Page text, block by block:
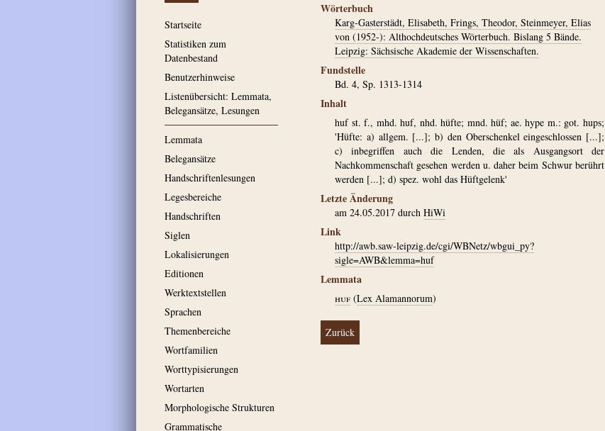
Startseite
Statistiken zum
Datenbestand
Benutzerhinweise
Listenübersicht: Lemmata,
Belegansätze, Lesungen
Lemmata
Belegansätze
Handschriftenlesungen
Legesbereiche
Handschriften
Siglen
Lokalisierungen
Editionen
Werktextstellen
Sprachen
Themenbereiche
Wortfamilien
Worttypisierungen
Wortarten
Morphologische Strukturen
Grammatische
Wörterbuch
Karg-Gasterstädt, Elisabeth, Frings, Theodor, Steinmeyer, Elias
von (1952-): Althochdeutsches Wörterbuch. Bislang 5 Bände.
Leipzig: Sächsische Akademie der Wissenschaften.
Fundstelle
Bd. 4, Sp. 1313-1314
Inhalt
huf st. f., mhd. huf, nhd. hüfte; mnd. hüf; ae. hype m.: got. hups;
'Hüfte: a) allgem. [...]; b) den Oberschenkel eingeschlossen [...];
c) inbegriffen auch die Lenden, die als Ausgangsort der
Nachkommenschaft gesehen werden u. daher beim Schwur berührt
werden [...]; d) spez. wohl das Hüftgelenk'
Letzte Änderung
am 24.05.2017 durch HiWi
Link
http://awb.saw-leipzig.de/cgi/WBNetz/wbgui_py?
sigle=AWB&lemma=huf
Lemmata
huf (Lex Alamannorum)
Zurück